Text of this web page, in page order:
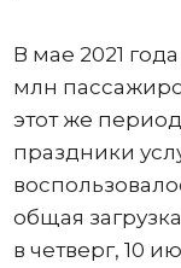
В мае 2021
млн
этот же
праздники
общая
в четверг, 10